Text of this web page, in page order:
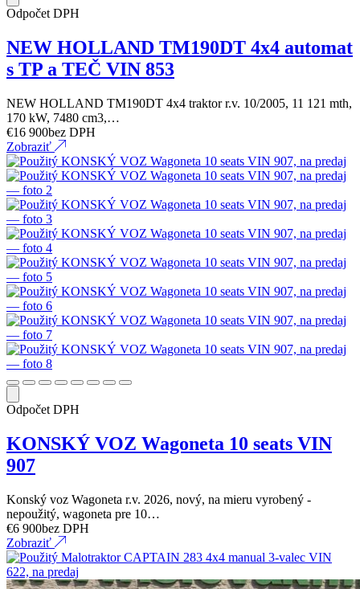
Odpočet DPH
NEW HOLLAND TM190DT 4x4 automat
s TP a TEČ VIN 853
NEW HOLLAND TM190DT 4x4 traktor r.v. 10/2005, 11 121 mth,
170 kW, 7480 cm3,…
€16 900bez DPH
Zobraziť
Odpočet DPH
KONSKÝ VOZ Wagoneta 10 seats VIN
907
Konský voz Wagoneta r.v. 2026, nový, na mieru vyrobený -
nepoužitý, wagoneta pre 10…
€6 900bez DPH
Zobraziť